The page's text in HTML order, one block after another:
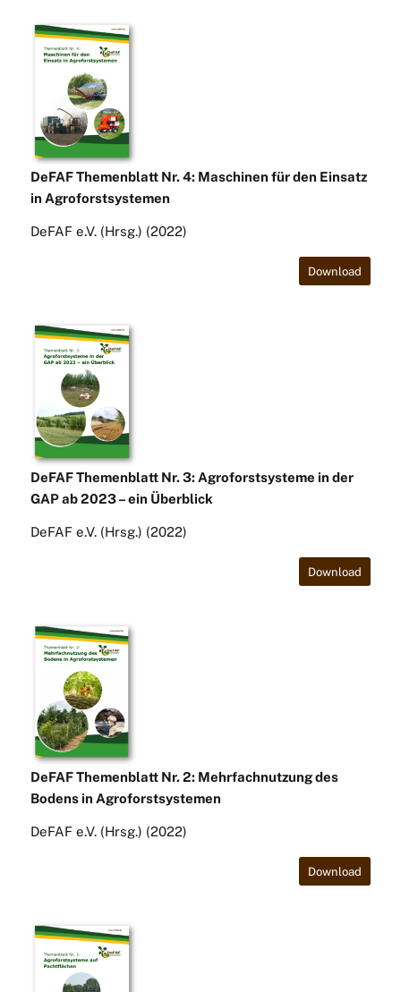
DeFAF Themenblatt Nr. 4: Maschinen für den Einsatz
in Agroforstsystemen
DeFAF e.V. (Hrsg.) (2022)
Download
DeFAF Themenblatt Nr. 3: Agroforstsysteme in der
GAP ab 2023 – ein Überblick
DeFAF e.V. (Hrsg.) (2022)
Download
DeFAF Themenblatt Nr. 2: Mehrfachnutzung des
Bodens in Agroforstsystemen
DeFAF e.V. (Hrsg.) (2022)
Download